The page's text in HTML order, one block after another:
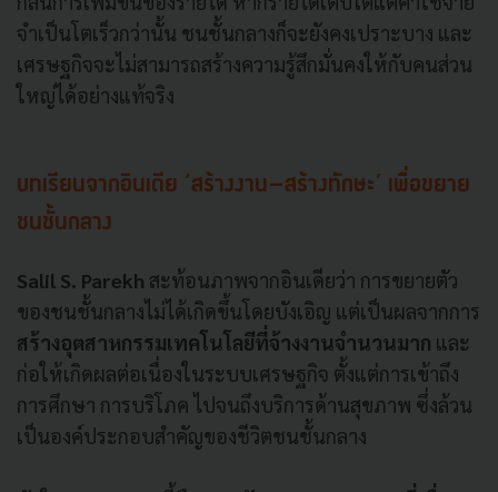
จำเป็นโตเร็วกว่านั้น ชนชั้นกลางก็จะยังคงเปราะบาง และ
เศรษฐกิจจะไม่สามารถสร้างความรู้สึกมั่นคงให้กับคนส่วน
ใหญ่ได้อย่างแท้จริง
บทเรียนจากอินเดีย ‘สร้างงาน–สร้างทักษะ’ เพื่อขยาย
ชนชั้นกลาง
Salil S. Parekh สะท้อนภาพจากอินเดียว่า การขยายตัว
ของชนชั้นกลางไม่ได้เกิดขึ้นโดยบังเอิญ แต่เป็นผลจากการ
สร้างอุตสาหกรรมเทคโนโลยีที่จ้างงานจำนวนมาก และ
ก่อให้เกิดผลต่อเนื่องในระบบเศรษฐกิจ ตั้งแต่การเข้าถึง
การศึกษา การบริโภค ไปจนถึงบริการด้านสุขภาพ ซึ่งล้วน
เป็นองค์ประกอบสำคัญของชีวิตชนชั้นกลาง